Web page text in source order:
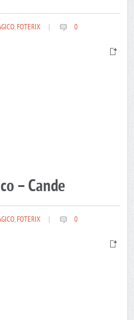
,FOTERIX 0
– Cande
,FOTERIX 0